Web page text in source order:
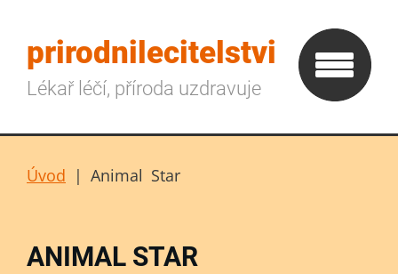
prirodnilecitelstvi
Lékař léčí, příroda uzdravuje
Úvod | Animal Star
ANIMAL STAR